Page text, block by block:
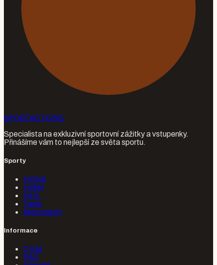
SPORTACTIONS
Specialista na exkluzivní sportovní zážitky a vstupenky.
Přinášíme vám to nejlepší ze světa sportu.
Sporty
Fotbal
Hokej
NHL
Tenis
Motorsport
Informace
O nás
FAQ